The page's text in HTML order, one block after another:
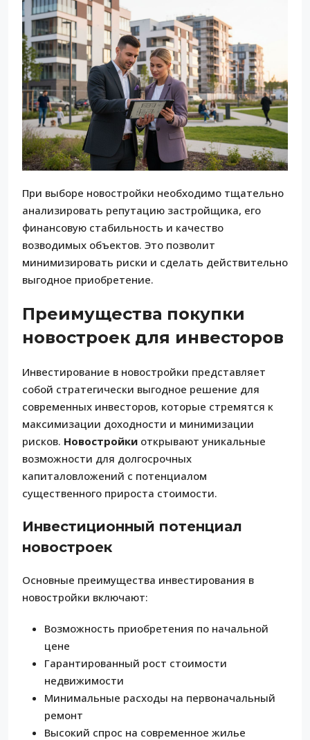
При выборе новостройки необходимо тщательно
анализировать репутацию застройщика, его
финансовую стабильность и качество
возводимых объектов. Это позволит
минимизировать риски и сделать действительно
выгодное приобретение.
Преимущества покупки
новостроек для инвесторов
Инвестирование в новостройки представляет
собой стратегически выгодное решение для
современных инвесторов, которые стремятся к
максимизации доходности и минимизации
рисков. Новостройки открывают уникальные
возможности для долгосрочных
капиталовложений с потенциалом
существенного прироста стоимости.
Инвестиционный потенциал
новостроек
Основные преимущества инвестирования в
новостройки включают:
Возможность приобретения по начальной
цене
Гарантированный рост стоимости
недвижимости
Минимальные расходы на первоначальный
ремонт
Высокий спрос на современное жилье